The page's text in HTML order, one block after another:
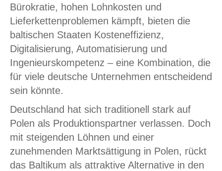
Bürokratie, hohen Lohnkosten und
Lieferkettenproblemen kämpft, bieten die
baltischen Staaten Kosteneffizienz,
Digitalisierung, Automatisierung und
Ingenieurskompetenz – eine Kombination, die
für viele deutsche Unternehmen entscheidend
sein könnte.
Deutschland hat sich traditionell stark auf
Polen als Produktionspartner verlassen. Doch
mit steigenden Löhnen und einer
zunehmenden Marktsättigung in Polen, rückt
das Baltikum als attraktive Alternative in den